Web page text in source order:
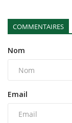
COMMENTAIRES
Nom
Email